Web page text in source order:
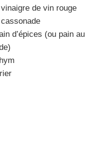
de vin rouge
d’épices (ou pain au